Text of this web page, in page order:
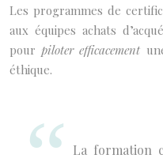
Les programmes de
aux équipes achats
pour piloter efficacement
éthique.
La formation